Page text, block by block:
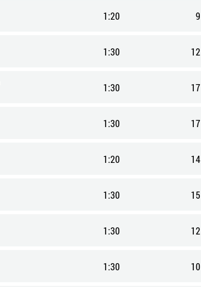
1:20 9
1:30 12
1:30 17
1:30 17
1:20 14
1:30 15
1:30 12
1:30 10